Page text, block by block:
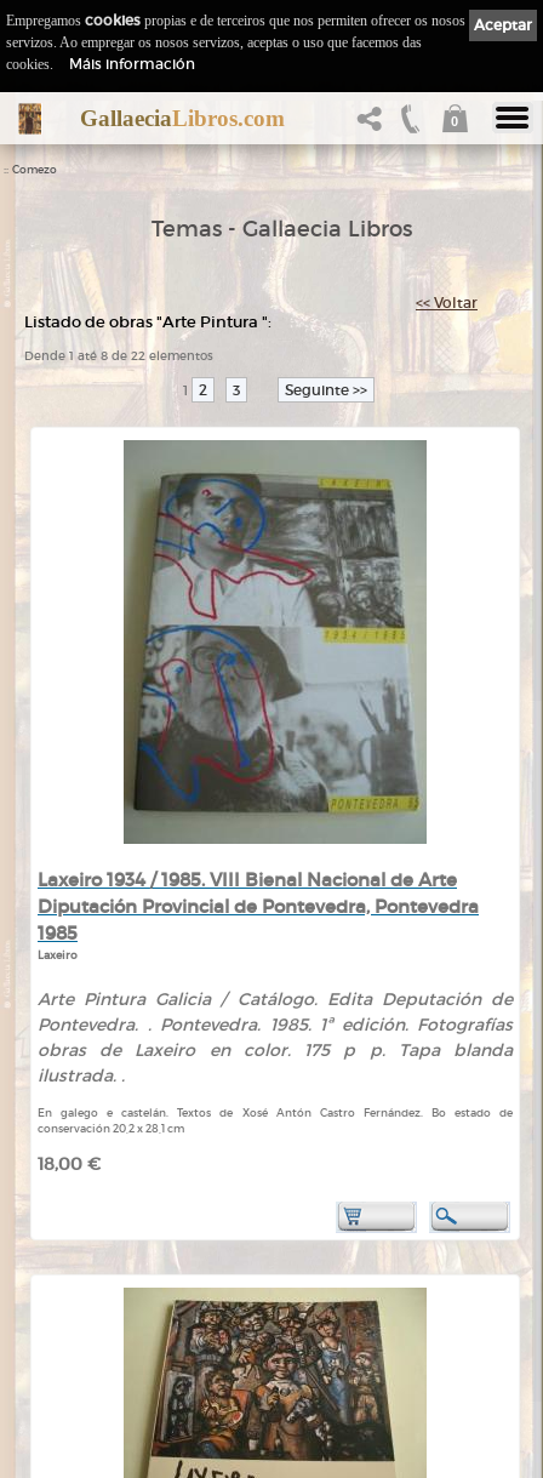
GallaeciaLibros.com 0
:: Comezo
Temas - Gallaecia Libros
<< Voltar
Listado de obras "Arte Pintura ":
Dende 1 até 8 de 22 elementos
1 2 3 Seguinte >>
Laxeiro 1934 / 1985. VIII Bienal Nacional de Arte
Diputación Provincial de Pontevedra, Pontevedra
1985
Laxeiro
Arte Pintura Galicia / Catálogo. Edita Deputación de
Pontevedra. . Pontevedra. 1985. 1ª edición. Fotografías
obras de Laxeiro en color. 175 p p. Tapa blanda
ilustrada. .
En galego e castelán. Textos de Xosé Antón Castro Fernández. Bo estado de
conservación 20,2 x 28,1 cm
18,00 €
Aceptar
Empregamos cookies propias e de terceiros que nos permiten ofrecer os nosos
servizos. Ao empregar os nosos servizos, aceptas o uso que facemos das
cookies.
Máis información